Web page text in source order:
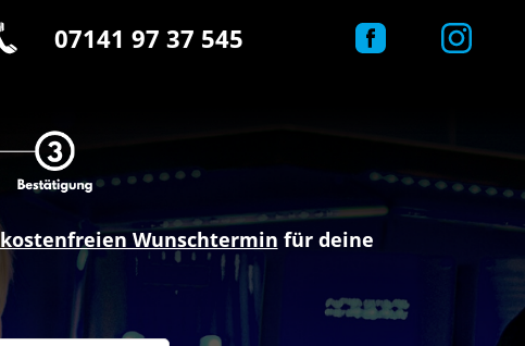
07141 97 37 545
kostenfreien Wunschtermin für deine